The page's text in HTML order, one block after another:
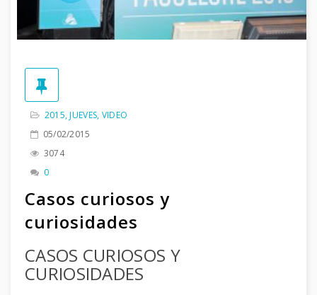
2015,JUEVES, VIDEO
05/02/2015
3074
0
Casos curiosos y
curiosidades
CASOS CURIOSOS Y
CURIOSIDADES